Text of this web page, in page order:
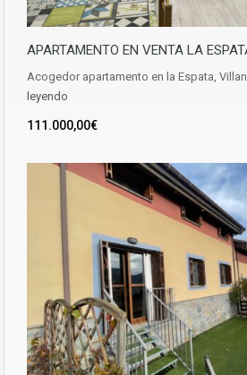
APARTAMENTO EN VENTA LA
Acogedor apartamento en la Espata,
leyendo
111.000,00€